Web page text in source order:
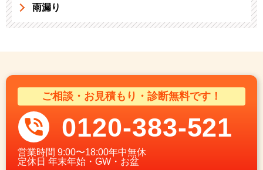
雨漏り
ご相談・お見積もり・診断無料です！
0120-383-521
営業時間 9:00〜18:00年中無休
定休日 年末年始・GW・お盆